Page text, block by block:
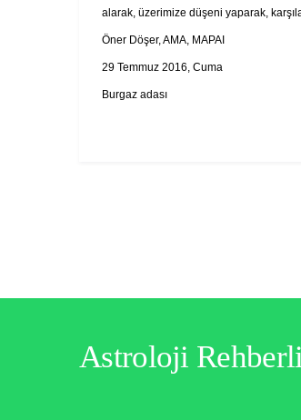
alarak, üzerimize düşeni yaparak,
Öner Döşer, AMA, MAPAI
29 Temmuz 2016, Cuma
Burgaz adası
Astroloji